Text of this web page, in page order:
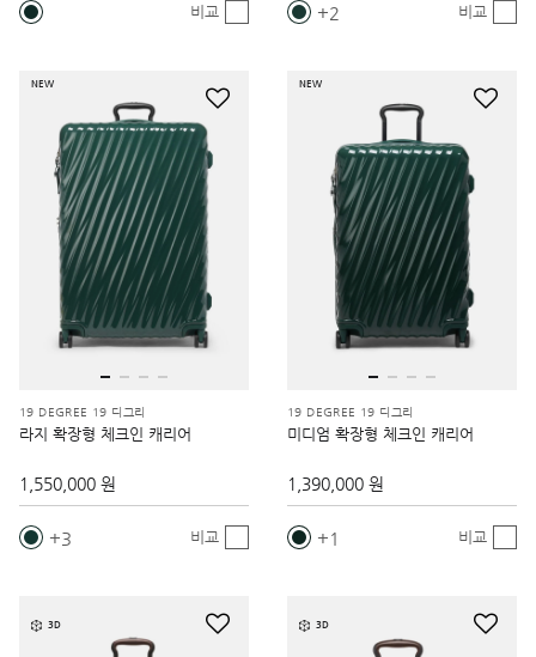
비교 2 비교
NEW
19 DEGREE 19 디그리
라지 확장형 체크인 캐리어
1,550,000 원
3 비교
NEW
19 DEGREE 19 디그리
미디엄 확장형 체크인 캐리어
1,390,000 원
1 비교
3D 3D